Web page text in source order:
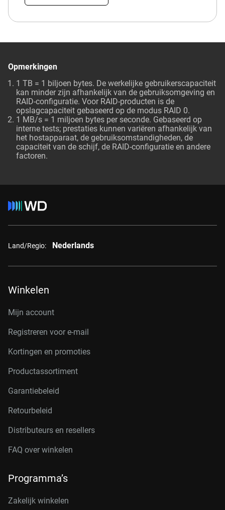
Opmerkingen
1 TB = 1 biljoen bytes. De werkelijke gebruikerscapaciteit
kan minder zijn afhankelijk van de gebruiksomgeving en
RAID-configuratie. Voor RAID-producten is de
opslagcapaciteit gebaseerd op de modus RAID 0.
1 MB/s = 1 miljoen bytes per seconde. Gebaseerd op
interne tests; prestaties kunnen variëren afhankelijk van
het hostapparaat, de gebruiksomstandigheden, de
capaciteit van de schijf, de RAID-configuratie en andere
factoren.
Land/Regio: Nederlands
Winkelen
Mijn account
Registreren voor e-mail
Kortingen en promoties
Productassortiment
Garantiebeleid
Retourbeleid
Distributeurs en resellers
FAQ over winkelen
Programma’s
Zakelijk winkelen